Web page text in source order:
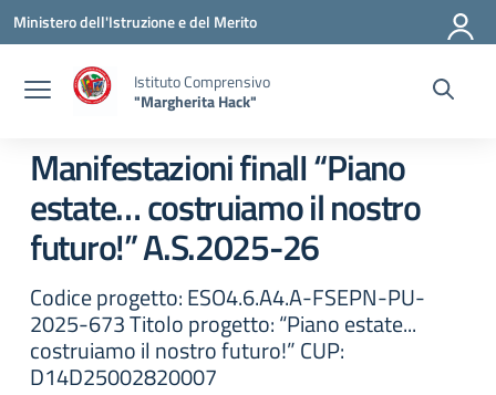
Vai ai contenuti
Vai al menu di navigazione
Vai al footer
Ministero dell'Istruzione e del Merito
Istituto Comprensivo
"Margherita Hack"
Manifestazioni finalI “Piano
estate… costruiamo il nostro
futuro!” A.S.2025-26
Codice progetto: ESO4.6.A4.A-FSEPN-PU-
2025-673 Titolo progetto: “Piano estate...
costruiamo il nostro futuro!” CUP:
D14D25002820007